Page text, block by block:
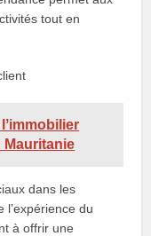
tout en
Mauritanie
dans les
l’expérience du
à offrir une